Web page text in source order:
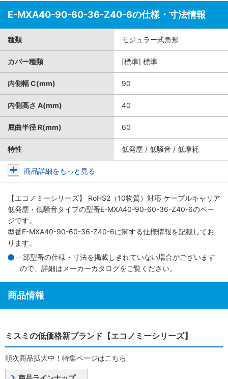
E-MXA40-90-60-36-Z40-6の仕様・寸法情報
種類 モジュラー式角形
カバー種類 [標準] 標準
内側幅 C(mm) 90
内側高さ A(mm) 40
屈曲半径 R(mm) 60
特性 低発塵 / 低騒音 / 低摩耗
商品詳細をもっと見る
【エコノミーシリーズ】 RoHS2（10物質）対応 ケーブルキャリア
低発塵・低騒音タイプの型番E-MXA40-90-60-36-Z40-6のペー
ジです。
型番E-MXA40-90-60-36-Z40-6に関する仕様情報を記載してお
ります。
一部型番の仕様・寸法を掲載しきれていない場合がございます
ので、詳細は メーカーカタログをご覧ください。
商品情報
ミスミの低価格新ブランド【エコノミーシリーズ】
順次商品拡大中！特集ページはこちら